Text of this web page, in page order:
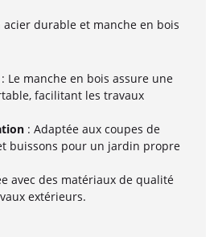
acier durable et manche en bois
: Le manche en bois assure une
facilitant les travaux
: Adaptée aux coupes de
buissons pour un jardin propre
avec des matériaux de qualité
extérieurs.